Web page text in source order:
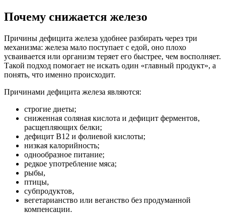
Почему снижается железо
Причины дефицита железа удобнее разбирать через три
механизма: железа мало поступает с едой, оно плохо
усваивается или организм теряет его быстрее, чем восполняет.
Такой подход помогает не искать один «главный продукт», а
понять, что именно происходит.
Причинами дефицита железа являются:
строгие диеты;
сниженная соляная кислота и дефицит ферментов,
расщепляющих белки;
дефицит В12 и фолиевой кислоты;
низкая калорийность;
однообразное питание;
редкое употребление мяса;
рыбы,
птицы,
субпродуктов,
вегетарианство или веганство без продуманной
компенсации.